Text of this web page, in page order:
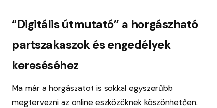
“Digitális útmutató” a horgászható
partszakaszok és engedélyek
kereséséhez
Ma már a horgászatot is sokkal egyszerűbb
megtervezni az online eszközöknek köszönhetően.